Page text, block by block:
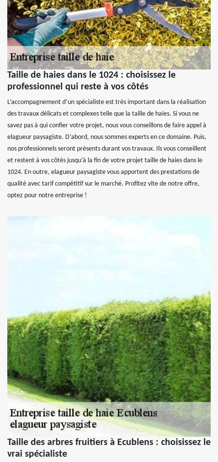
Taille de haies dans le 1024 : choisissez le
professionnel qui reste à vos côtés
L’accompagnement d’un spécialiste est très important dans la réalisation
des travaux délicats et complexes telle que la taille de haies. Si vous ne
savez pas à qui confier votre projet, nous vous conseillons de faire appel à
elagueur paysagiste. D’abord, nous sommes experts en ce domaine. Puis,
nos professionnels seront présents durant vos travaux. Ils vous conseillent
et restent à vos côtés jusqu’à la fin de votre projet taille de haies dans le
1024. En outre, elagueur paysagiste vous apportent des prestations de
qualité avec tarif compétitif sur le marché. Profitez vite de notre offre,
optez pour notre entreprise !
Taille des arbres fruitiers à Ecublens : choisissez le
vrai spécialiste